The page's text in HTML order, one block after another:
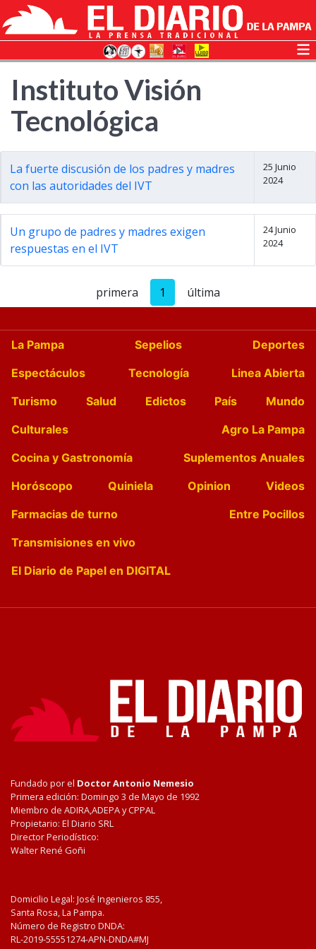
Instituto Visión
Tecnológica
La fuerte discusión de los padres y madres
con las autoridades del IVT
25 Junio
2024
Un grupo de padres y madres exigen
respuestas en el IVT
24 Junio
2024
primera 1 última
La Pampa Sepelios
Deportes
Espectáculos
Tecnología
Linea Abierta
Turismo
Salud Edictos País
Mundo
Culturales
Agro La Pampa
Cocina y Gastronomía
Suplementos Anuales
Horóscopo
Quiniela Opinion
Videos
Farmacias de turno
Entre Pocillos
Transmisiones en vivo
El Diario de Papel en DIGITAL
Fundado por el Doctor Antonio Nemesio
Primera edición: Domingo 3 de Mayo de 1992
Miembro de ADIRA,ADEPA y CPPAL
Propietario: El Diario SRL
Director Periodístico:
Walter René Goñi
Domicilio Legal: José Ingenieros 855,
Santa Rosa, La Pampa.
Número de Registro DNDA:
RL-2019-55551274-APN-DNDA#MJ